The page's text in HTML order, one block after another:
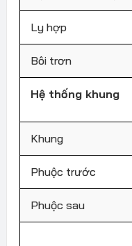
Ly hợp
Bôi trơn
Hệ thống khung
Khung
Phuộc trước
Phuộc sau